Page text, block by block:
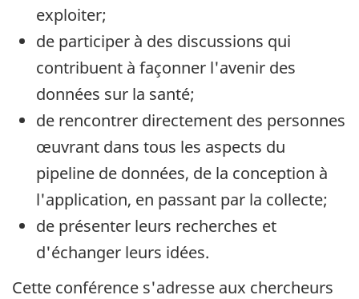
exploiter;
de participer à des discussions qui
contribuent à façonner l'avenir des
données sur la santé;
de rencontrer directement des personnes
œuvrant dans tous les aspects du
pipeline de données, de la conception à
l'application, en passant par la collecte;
de présenter leurs recherches et
d'échanger leurs idées.
Cette conférence s'adresse aux chercheurs